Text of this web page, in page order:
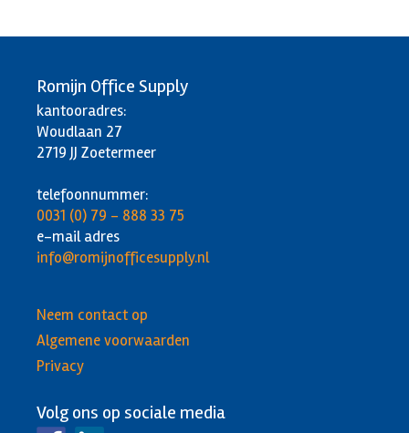
Romijn Office Supply
kantooradres:
Woudlaan 27
2719 JJ Zoetermeer
telefoonnummer:
0031 (0) 79 - 888 33 75
e-mail adres
info@romijnofficesupply.nl
Neem contact op
Algemene voorwaarden
Privacy
Volg ons op sociale media